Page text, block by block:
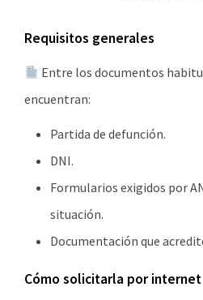
Requisitos generales
Entre los documentos
encuentran:
Partida de defunción.
DNI.
Formularios exigidos por
situación.
Documentación que
Cómo solicitarla por internet